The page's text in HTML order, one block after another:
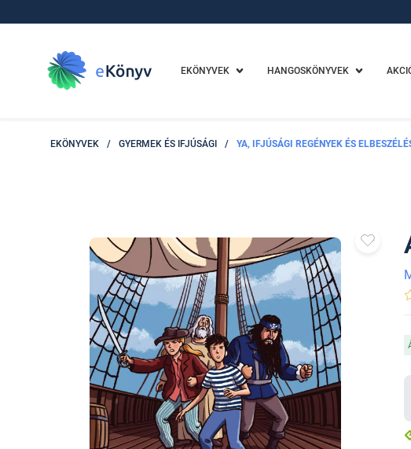
EKÖNYVEK HANGOSKÖNYVEK
EKÖNYVEK / GYERMEK ÉS IFJÚSÁGI / YA, IFJÚSÁGI REGÉNYEK ÉS